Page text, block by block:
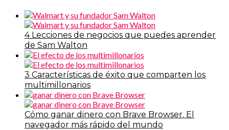
4 Lecciones de negocios que puedes aprender
de Sam Walton
3 Características de éxito que comparten los
multimillonarios
Cómo ganar dinero con Brave Browser. El
navegador más rápido del mundo